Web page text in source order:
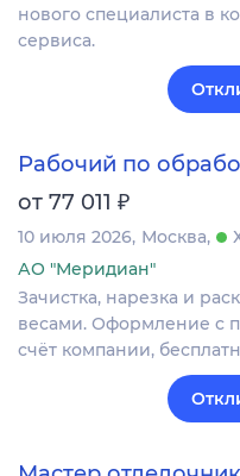
нового специалиста в
сервиса.
Рабочий по
от 77 011 ₽
10 июля 2026 Москва
АО "Меридиан"
Зачистка, нарезка и
весами. Оформление c
счёт компании,